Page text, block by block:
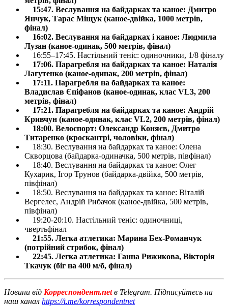
15:47. Веслування на байдарках та каное: Дмитро
Янчук, Тарас Міщук (каное-двійка, 1000 метрів,
фінал)
16:02. Веслування на байдарках і каное: Людмила
Лузан (каное-одинак, 500 метрів, фінал)
16:55–17:45. Настільний теніс: одиночники, 1/8 фіналу
17:06. Парагребля на байдарках та каное: Наталія
Лагутенко (каное-одинак, 200 метрів, фінал)
17:11. Парагребля на байдарках та каное:
Владислав Єпіфанов (каное-одинак, клас VL3, 200
метрів, фінал)
17:21. Парагребля на байдарках та каное: Андрій
Кривчун (каное-одинак, клас VL2, 200 метрів, фінал)
18:00. Велоспорт: Олександр Коняєв, Дмитро
Титаренко (кроскантрі, чоловіки, фінал)
18:30. Веслування на байдарках та каное: Олена
Скворцова (байдарка-одиначка, 500 метрів, півфінал)
18:40. Веслування на байдарках та каное: Олег
Кухарик, Ігор Трунов (байдарка-двійка, 500 метрів,
півфінал)
18:50. Веслування на байдарках та каное: Віталій
Вергелес, Андрій Рибачок (каное-двійка, 500 метрів,
півфінал)
19:20-20:10. Настільний теніс: одиночниці,
чвертьфінал
21:55. Легка атлетика: Марина Бех-Романчук
(потрійний стрибок, фінал)
22:45. Легка атлетика: Ганна Рижикова, Вікторія
Ткачук (біг на 400 м/б, фінал)
Новини від Корреспондент.netв Telegram. Підписуйтесь на
наш канал https://t.me/korrespondentnet